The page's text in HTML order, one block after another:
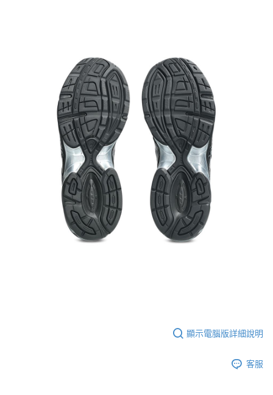
顯示電腦版詳細說明
客服